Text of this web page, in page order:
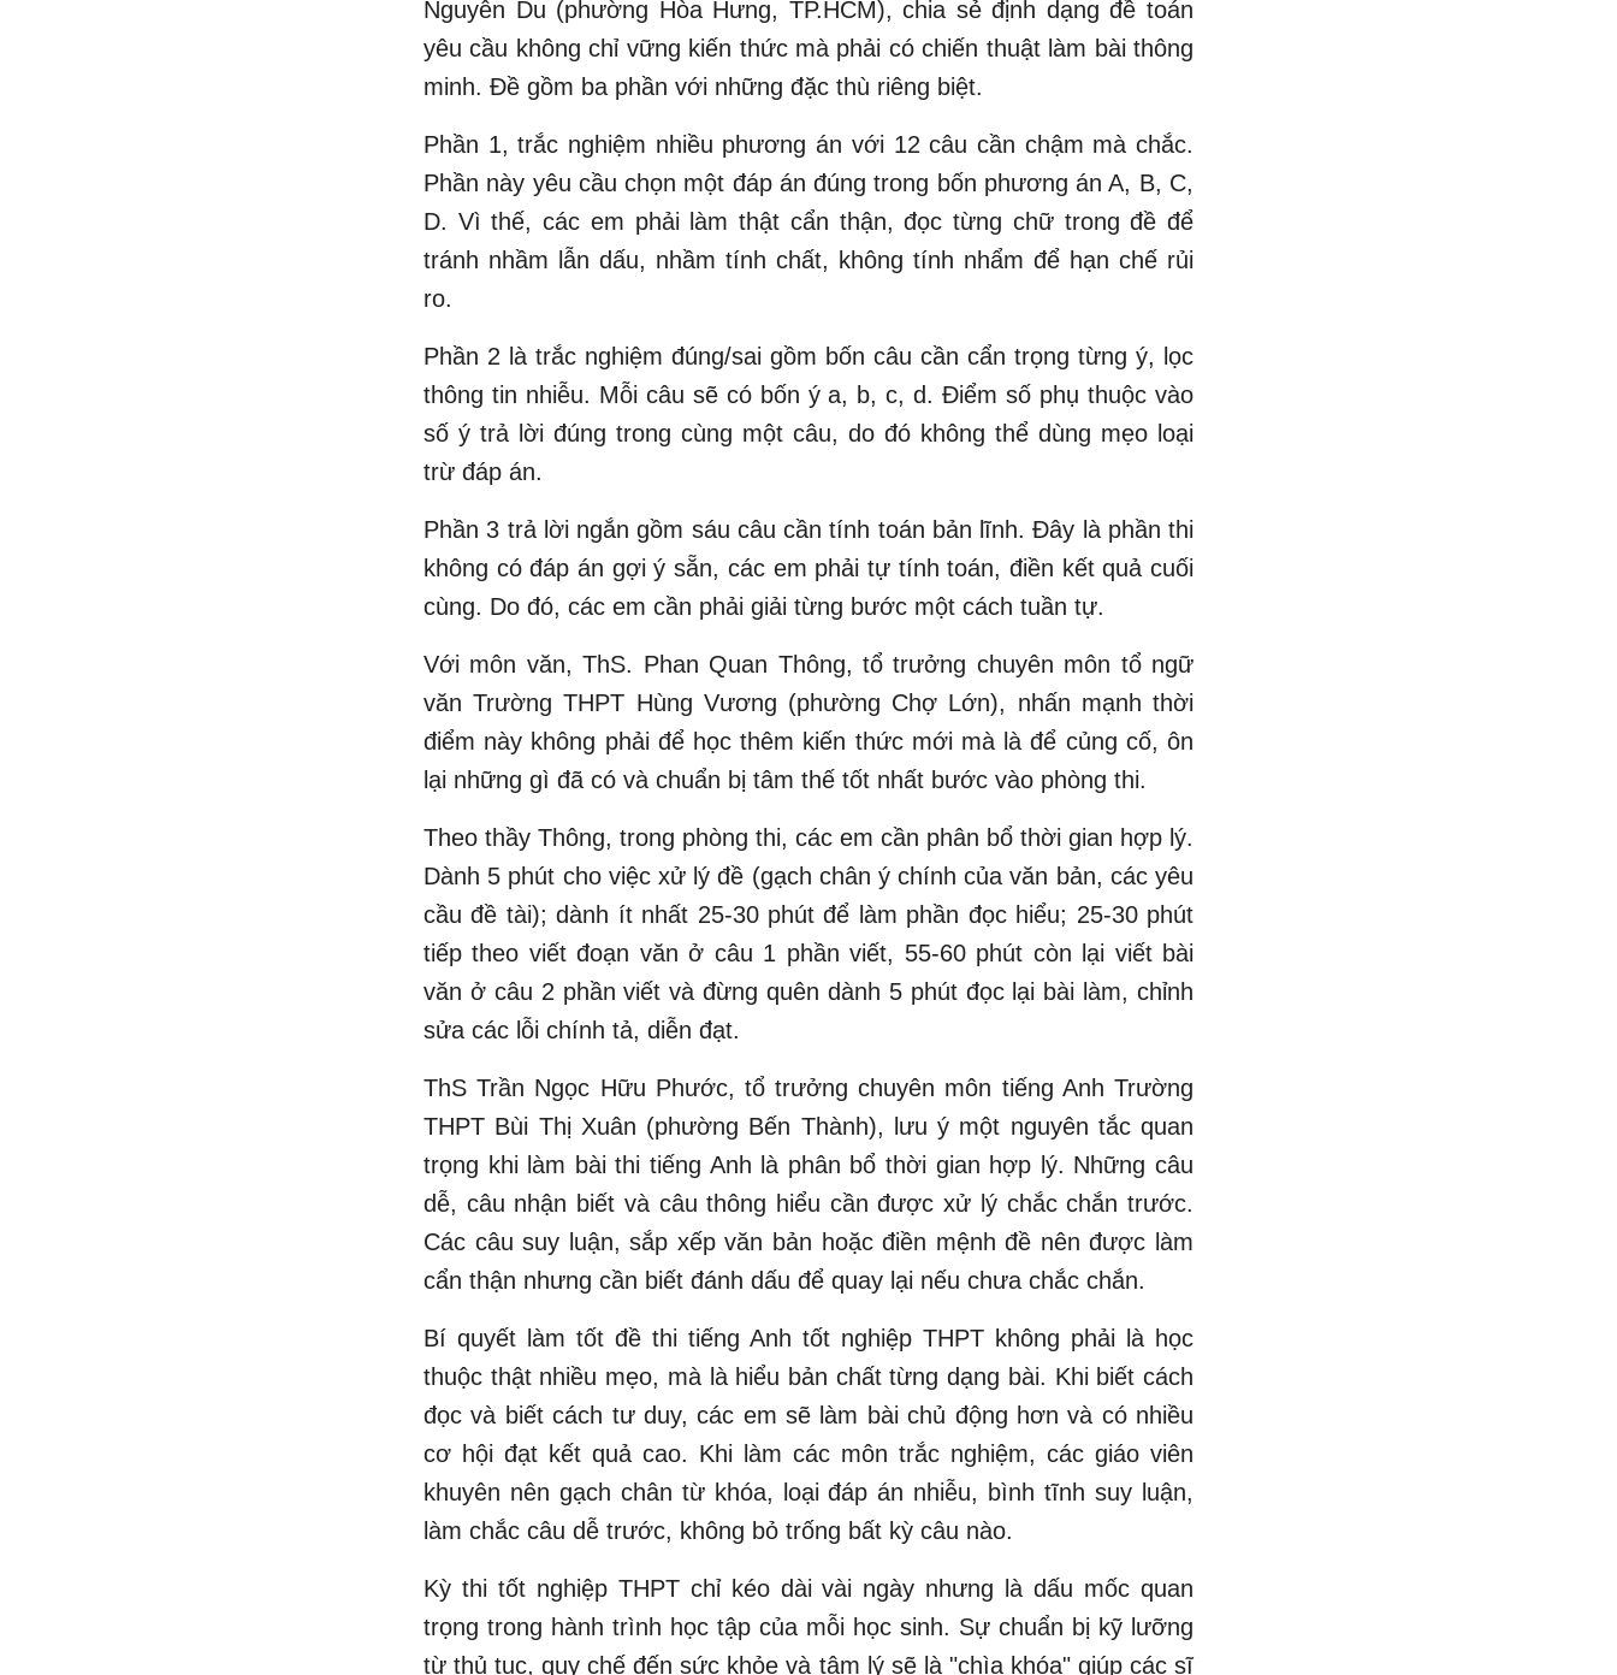
Nguyễn Du (phường Hòa Hưng, TP.HCM), chia sẻ định dạng đề toán
yêu cầu không chỉ vững kiến thức mà phải có chiến thuật làm bài thông
minh. Đề gồm ba phần với những đặc thù riêng biệt.
Phần 1, trắc nghiệm nhiều phương án với 12 câu cần chậm mà chắc.
Phần này yêu cầu chọn một đáp án đúng trong bốn phương án A, B, C,
D. Vì thế, các em phải làm thật cẩn thận, đọc từng chữ trong đề để
tránh nhầm lẫn dấu, nhầm tính chất, không tính nhẩm để hạn chế rủi
ro.
Phần 2 là trắc nghiệm đúng/sai gồm bốn câu cần cẩn trọng từng ý, lọc
thông tin nhiễu. Mỗi câu sẽ có bốn ý a, b, c, d. Điểm số phụ thuộc vào
số ý trả lời đúng trong cùng một câu, do đó không thể dùng mẹo loại
trừ đáp án.
Phần 3 trả lời ngắn gồm sáu câu cần tính toán bản lĩnh. Đây là phần thi
không có đáp án gợi ý sẵn, các em phải tự tính toán, điền kết quả cuối
cùng. Do đó, các em cần phải giải từng bước một cách tuần tự.
Với môn văn, ThS. Phan Quan Thông, tổ trưởng chuyên môn tổ ngữ
văn Trường THPT Hùng Vương (phường Chợ Lớn), nhấn mạnh thời
điểm này không phải để học thêm kiến thức mới mà là để củng cố, ôn
lại những gì đã có và chuẩn bị tâm thế tốt nhất bước vào phòng thi.
Theo thầy Thông, trong phòng thi, các em cần phân bổ thời gian hợp lý.
Dành 5 phút cho việc xử lý đề (gạch chân ý chính của văn bản, các yêu
cầu đề tài); dành ít nhất 25-30 phút để làm phần đọc hiểu; 25-30 phút
tiếp theo viết đoạn văn ở câu 1 phần viết, 55-60 phút còn lại viết bài
văn ở câu 2 phần viết và đừng quên dành 5 phút đọc lại bài làm, chỉnh
sửa các lỗi chính tả, diễn đạt.
ThS Trần Ngọc Hữu Phước, tổ trưởng chuyên môn tiếng Anh Trường
THPT Bùi Thị Xuân (phường Bến Thành), lưu ý một nguyên tắc quan
trọng khi làm bài thi tiếng Anh là phân bổ thời gian hợp lý. Những câu
dễ, câu nhận biết và câu thông hiểu cần được xử lý chắc chắn trước.
Các câu suy luận, sắp xếp văn bản hoặc điền mệnh đề nên được làm
cẩn thận nhưng cần biết đánh dấu để quay lại nếu chưa chắc chắn.
Bí quyết làm tốt đề thi tiếng Anh tốt nghiệp THPT không phải là học
thuộc thật nhiều mẹo, mà là hiểu bản chất từng dạng bài. Khi biết cách
đọc và biết cách tư duy, các em sẽ làm bài chủ động hơn và có nhiều
cơ hội đạt kết quả cao. Khi làm các môn trắc nghiệm, các giáo viên
khuyên nên gạch chân từ khóa, loại đáp án nhiễu, bình tĩnh suy luận,
làm chắc câu dễ trước, không bỏ trống bất kỳ câu nào.
Kỳ thi tốt nghiệp THPT chỉ kéo dài vài ngày nhưng là dấu mốc quan
trọng trong hành trình học tập của mỗi học sinh. Sự chuẩn bị kỹ lưỡng
từ thủ tục, quy chế đến sức khỏe và tâm lý sẽ là "chìa khóa" giúp các sĩ